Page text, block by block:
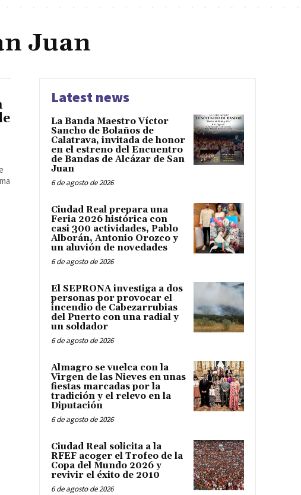
Juan
Latest news
La Banda Maestro Víctor
Sancho de Bolaños de
Calatrava, invitada de honor
en el estreno del Encuentro
de Bandas de Alcázar de San
Juan
6 de agosto de 2026
Ciudad Real prepara una
Feria 2026 histórica con
casi 300 actividades, Pablo
Alborán, Antonio Orozco y
un aluvión de novedades
6 de agosto de 2026
El SEPRONA investiga a dos
personas por provocar el
incendio de Cabezarrubias
del Puerto con una radial y
un soldador
6 de agosto de 2026
Almagro se vuelca con la
Virgen de las Nieves en unas
fiestas marcadas por la
tradición y el relevo en la
Diputación
6 de agosto de 2026
Ciudad Real solicita a la
RFEF acoger el Trofeo de la
Copa del Mundo 2026 y
revivir el éxito de 2010
6 de agosto de 2026